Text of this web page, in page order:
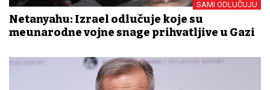
SAMI ODLUČUJU
Netanyahu: Izrael odlučuje koje su
međunarodne vojne snage prihvatljive u Gazi